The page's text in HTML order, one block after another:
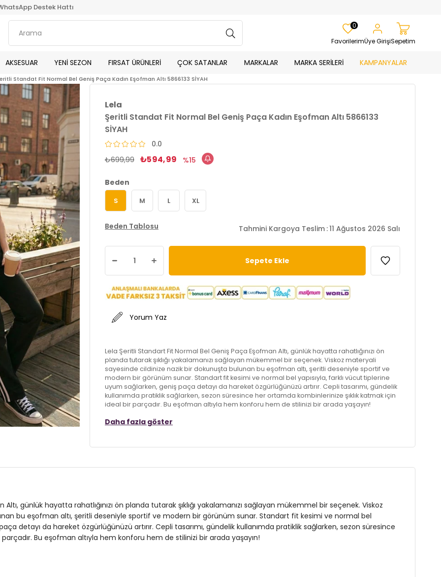
Destek Hattı
Favorilerim
0
Üye GirişiSepetim
AKSESUAR YENİ SEZON FIRSAT ÜRÜNLERİ ÇOK SATANLAR MARKALAR MARKA SERİLERİ KAMPANYALAR
Standat Fit Normal Bel Geniş Paça Kadın Eşofman Altı 5866133 SİYAH
Lela
Şeritli Standat Fit Normal Bel Geniş Paça Kadın Eşofman Altı 5866133
SİYAH
0.0
₺699,99 ₺594,99 15
Beden
S M L XL
Beden Tablosu Tahmini Kargoya Teslim :11 Ağustos 2026 Salı
Yorum Yaz
Lela Şeritli Standart Fit Normal Bel Geniş Paça Eşofman Altı, günlük hayatta rahatlığınızı ön
planda tutarak şıklığı yakalamanızı sağlayan mükemmel bir seçenek. Viskoz materyali
sayesinde cildinize nazik bir dokunuşta bulunan bu eşofman altı, şeritli deseniyle sportif ve
modern bir görünüm sunar. Standart fit kesimi ve normal bel yapısıyla, farklı vücut tiplerine
uyum sağlarken, geniş paça detayı da hareket özgürlüğünüzü artırır. Cepli tasarımı, gündelik
kullanımda pratiklik sağlarken, sezon süresince her ortamda kombinlerinize şıklık katmak için
ideal bir parçadır. Bu eşofman altıyla hem konforu hem de stilinizi bir arada yaşayın!
Giyim Tarzı:Günlük/Casual
Desen:Şeritli
Materyal: Viskoz
Kapama Şekli:Bağlamalı
Cep Tipi:Cepli
Daha fazla göster
günlük hayatta rahatlığınızı ön planda tutarak şıklığı yakalamanızı sağlayan mükemmel bir seçenek. Viskoz
bu eşofman altı, şeritli deseniyle sportif ve modern bir görünüm sunar. Standart fit kesimi ve normal bel
detayı da hareket özgürlüğünüzü artırır. Cepli tasarımı, gündelik kullanımda pratiklik sağlarken, sezon süresince
Bu eşofman altıyla hem konforu hem de stilinizi bir arada yaşayın!